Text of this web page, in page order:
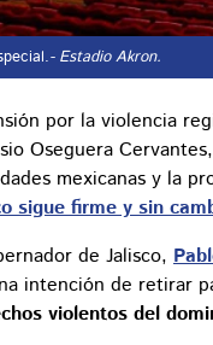
- Estadio Akron.
por la violencia
Oseguera Cervantes,
mexicanas y la
sigue firme y sin
de Jalisco,
intención de retirar
violentos del